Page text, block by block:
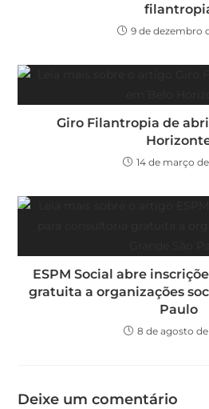
9 de dezembro
Giro Filantropia de
14 de março
ESPM Social abre
gratuita a organizações
Paulo
8 de agosto
Deixe um comentário